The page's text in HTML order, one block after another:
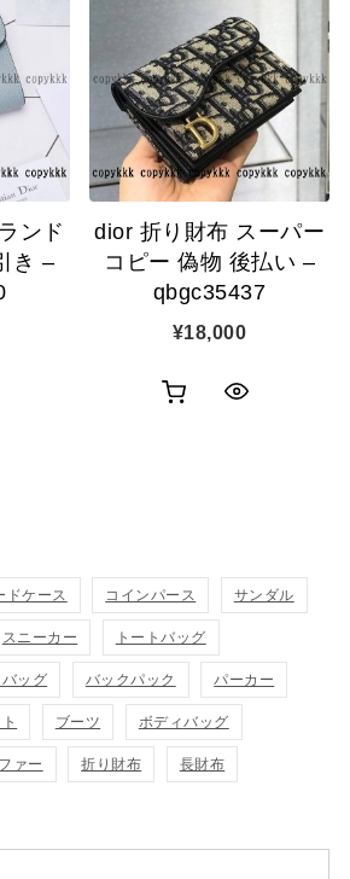
ンド
き –
dior 折り財布 スーパー
コピー 偽物 後払い –
qbgc35437
¥18,000
ドケース コインパース サンダル
スニーカー トートバッグ
ッグ バックパック パーカー
ブーツ ボディバッグ
ァー 折り財布 長財布